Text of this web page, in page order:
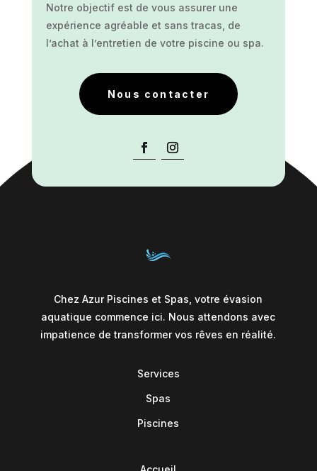
Notre objectif est de vous assurer une
expérience agréable et sans tracas, de
l’achat à l’entretien de votre piscine ou spa.
Nous contacter
Chez Azur Piscines et Spas, votre évasion
aquatique commence ici. Nous attendons avec
impatience de transformer vos rêves en réalité.
Services
Spas
Piscines